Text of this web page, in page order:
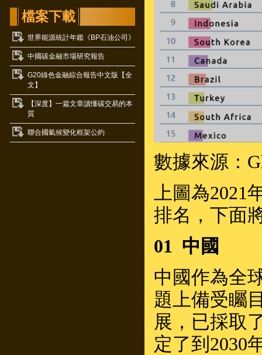
檔案下載
世界能源統計年鑑《BP石油公司》
中國碳金融市場研究報告
G20綠色金融綜合報告中文版【全
文】
【深度】一篇文章讀懂碳交易的本
質
聯合國氣候變化框架公約
數據來源：
上圖為2021
排名，下面
01 中國
中國作為全
題上備受矚
展，已採取
定了到2030